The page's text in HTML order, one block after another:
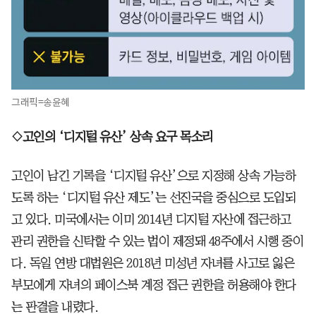
그래픽=송윤혜
◇고인의 ‘디지털 유산’ 상속 요구 목소리
고인이 남긴 기록을 ‘디지털 유산’으로 지정해 상속 가능하
도록 하는 ‘디지털 유산 제도’는 선진국을 중심으로 도입되
고 있다. 미국에서는 이미 2014년 디지털 자산에 접근하고
관리 권한을 신탁할 수 있는 법이 제정돼 48주에서 시행 중이
다. 독일 연방 대법원은 2018년 미성년 자녀를 사고로 잃은
부모에게 자녀의 페이스북 계정 접근 권한을 허용해야 한다
는 판결을 내렸다.